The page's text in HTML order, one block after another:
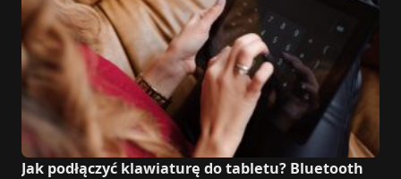
Jak podłączyć klawiaturę do tabletu? Bluetooth